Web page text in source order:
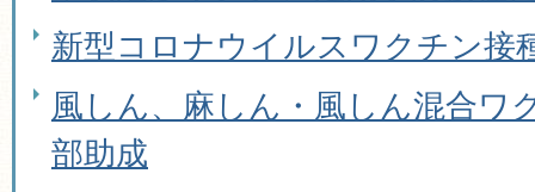
新型コロナウイルスワクチン接
風しん、麻しん・風しん混合ワ
部助成